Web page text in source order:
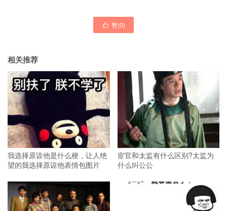
 赞(0)
相关推荐
我选择原谅他是什么梗，让人绝
望的我选择原谅他表情包图片
宦官和太监有什么区别?太监为
什么叫公公